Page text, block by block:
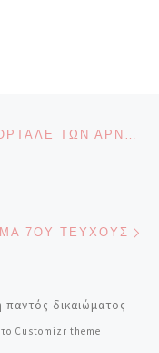
ΤΟ ΑΝΟΡΘΟΛΟΓΙΚΌ ΣΆΛΤΟ ΜΟΡΤΆΛΕ ΤΩΝ ΑΡΝΗΤΏΝ ΤΗΣ ΠΑΝΔΗΜΊΑΣ ΚΑΙ ΓΙΑΤΊ ΔΕΝ ΠΡΈΠΕΙ ΝΑ ΤΟ ΑΝΕΧΤΟΎΜΕ
7ΟΥ ΤΕΎΧΟΥΣ
δικαιώματος
Customizr theme